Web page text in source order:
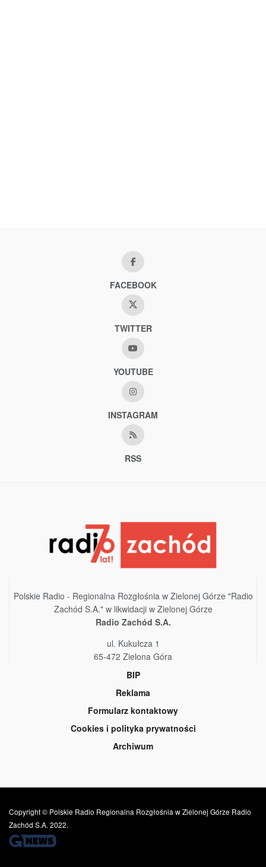
FACEBOOK
TWITTER
YOUTUBE
INSTAGRAM
RSS
Polskie Radio - Regionalna Rozgłośnia w Zielonej Górze "Radio
Zachód S.A." w likwidacji w Zielonej Górze
Radio Zachód S.A.
ul. Kukułcza 1
65-472 Zielona Góra
BIP
Reklama
Formularz kontaktowy
Cookies i polityka prywatności
Archiwum
Copyright © Polskie Radio Regionalna Rozgłośnia w Zielonej Górze Radio
Zachód S.A. 2022.